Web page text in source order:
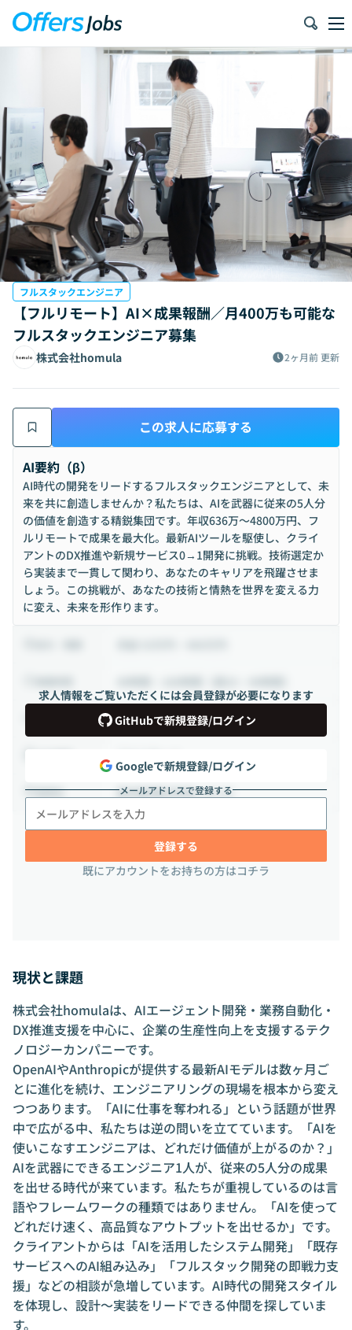
フルスタックエンジニア
【フルリモート】AI×成果報酬／月400万も可能な
フルスタックエンジニア募集
株式会社homula 2ヶ月前 更新
この求人に応募する
AI要約（β）
AI時代の開発をリードするフルスタックエンジニアとして、未
来を共に創造しませんか？私たちは、AIを武器に従来の5人分
の価値を創造する精鋭集団です。年収636万〜4800万円、フ
ルリモートで成果を最大化。最新AIツールを駆使し、クライ
アントのDX推進や新規サービス0→1開発に挑戦。技術選定か
ら実装まで一貫して関わり、あなたのキャリアを飛躍させま
しょう。この挑戦が、あなたの技術と情熱を世界を変える力
に変え、未来を形作ります。
求人情報をご覧いただくには会員登録が必要になります
GitHubで新規登録/ログイン
Googleで新規登録/ログイン
メールアドレスで登録する
登録する
既にアカウントをお持ちの方はコチラ
業務委託
勤務地 東京都港区赤坂1-14-14
現状と課題
株式会社homulaは、AIエージェント開発・業務自動化・
DX推進支援を中心に、企業の生産性向上を支援するテク
ノロジーカンパニーです。
OpenAIやAnthropicが提供する最新AIモデルは数ヶ月ご
とに進化を続け、エンジニアリングの現場を根本から変え
つつあります。「AIに仕事を奪われる」という話題が世界
中で広がる中、私たちは逆の問いを立てています。「AIを
使いこなすエンジニアは、どれだけ価値が上がるのか？」
AIを武器にできるエンジニア1人が、従来の5人分の成果
を出せる時代が来ています。私たちが重視しているのは言
語やフレームワークの種類ではありません。「AIを使って
どれだけ速く、高品質なアウトプットを出せるか」です。
クライアントからは「AIを活用したシステム開発」「既存
サービスへのAI組み込み」「フルスタック開発の即戦力支
援」などの相談が急増しています。AI時代の開発スタイル
を体現し、設計〜実装をリードできる仲間を探していま
す。